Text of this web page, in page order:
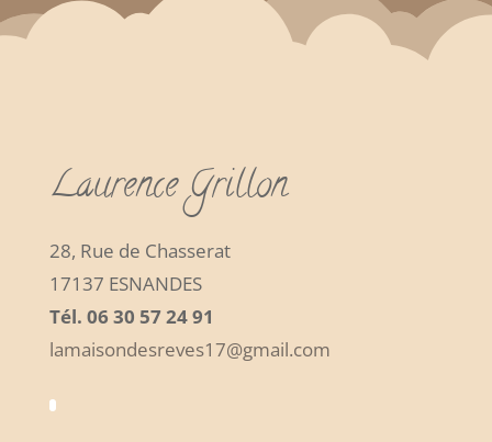
Laurence Grillon
28, Rue de Chasserat
17137 ESNANDES
Tél. 06 30 57 24 91
lamaisondesreves17@gmail.com